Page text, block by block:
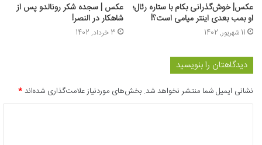
عکس‌| خوش‌گذرانی بکام با ستاره رئال؛
او بمب بعدی اینتر میامی است؟!
11 شهریور, 1402
عکس | سجده شکر رونالدو پس از
شاهکار در النصر!
3 خرداد, 1402
دیدگاهتان را بنویسید
نشانی ایمیل شما منتشر نخواهد شد. بخش‌های موردنیاز علامت‌گذاری شده‌اند*